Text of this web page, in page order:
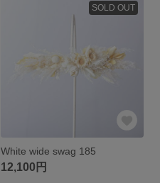
SOLD OUT
White wide swag 185
12,100円